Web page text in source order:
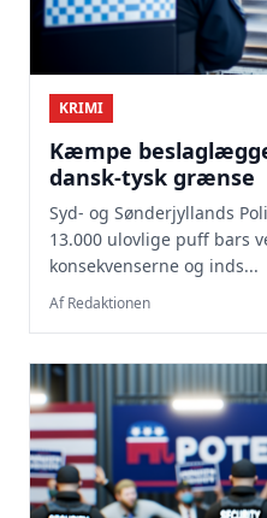
KRIMI
Kæmpe
dansk-tysk grænse
Syd- og Sønderjyllands
13.000 ulovlige puff bars
konsekvenserne og inds...
Af Redaktionen